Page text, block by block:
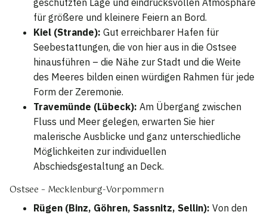
geschützten Lage und eindrucksvollen Atmosphäre
für größere und kleinere Feiern an Bord.
Kiel (Strande): Gut erreichbarer Hafen für
Seebestattungen, die von hier aus in die Ostsee
hinausführen – die Nähe zur Stadt und die Weite
des Meeres bilden einen würdigen Rahmen für jede
Form der Zeremonie.
Travemünde (Lübeck): Am Übergang zwischen
Fluss und Meer gelegen, erwarten Sie hier
malerische Ausblicke und ganz unterschiedliche
Möglichkeiten zur individuellen
Abschiedsgestaltung an Deck.
Ostsee – Mecklenburg-Vorpommern
Rügen (Binz, Göhren, Sassnitz, Sellin): Von den